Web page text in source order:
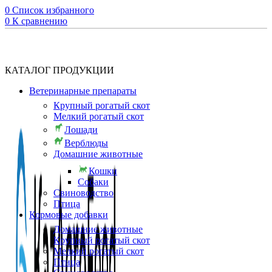
0 Список избранного
0 К сравнению
КАТАЛОГ ПРОДУКЦИИ
Ветеринарные препараты
Крупный рогатый скот
Мелкий рогатый скот
Лошади
Верблюды
Домашние животные
Кошки
Собаки
Свиноводство
Птица
Кормовые добавки
Домашние животные
Крупный рогатый скот
Мелкий рогатый скот
Птица